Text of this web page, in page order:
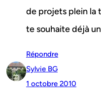
de projets plein la
te souhaite déjà
Répondre
Sylvie BG
1 octobre 2010